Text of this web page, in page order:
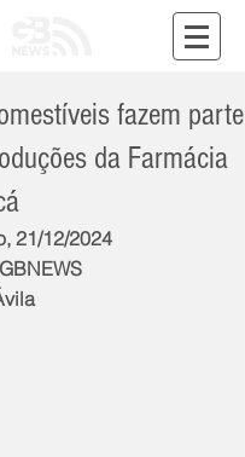
fazem parte
da Farmácia
21/12/2024